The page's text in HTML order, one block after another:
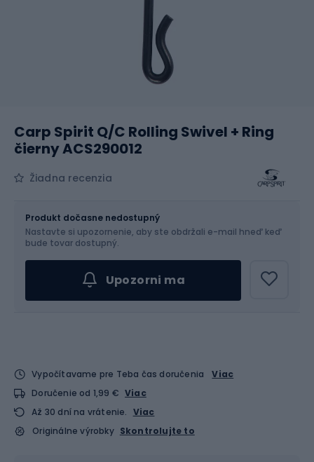
Carp Spirit Q/C Rolling Swivel + Ring
čierny ACS290012
Žiadna recenzia
Produkt dočasne nedostupný
Nastavte si upozornenie, aby ste obdržali e-mail hneď keď
bude tovar dostupný.
Upozorni ma
Vypočítavame pre Teba čas doručenia
Viac
Doručenie od 1,99 € Viac
Až 30 dní na vrátenie. Viac
Originálne výrobky Skontrolujte to